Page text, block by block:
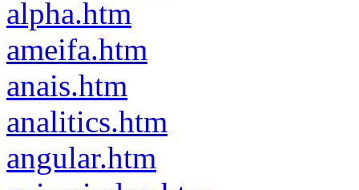
alpha.htm
ameifa.htm
anais.htm
analitics.htm
angular.htm